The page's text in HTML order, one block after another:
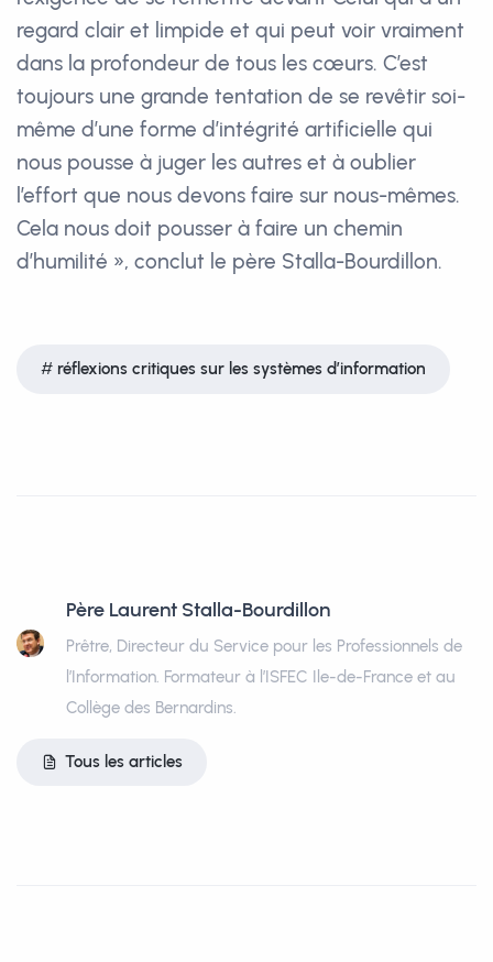
regard clair et limpide et qui peut voir vraiment
dans la profondeur de tous les cœurs. C’est
toujours une grande tentation de se revêtir soi-
même d’une forme d’intégrité artificielle qui
nous pousse à juger les autres et à oublier
l’effort que nous devons faire sur nous-mêmes.
Cela nous doit pousser à faire un chemin
d’humilité », conclut le père Stalla-Bourdillon.
réflexions critiques sur les systèmes d’information
Père Laurent Stalla-Bourdillon
Prêtre, Directeur du Service pour les Professionnels de
l’Information. Formateur à l’ISFEC Ile-de-France et au
Collège des Bernardins.
Tous les articles